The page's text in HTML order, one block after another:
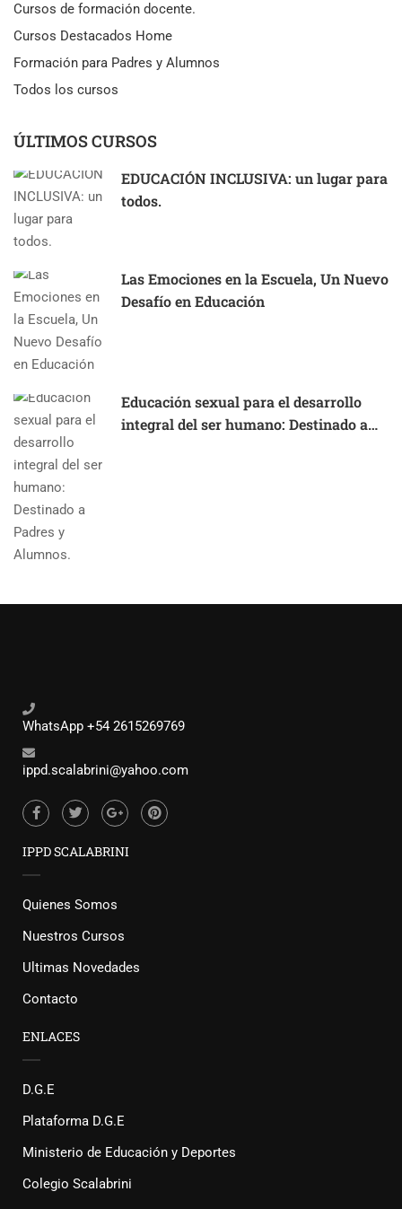
Cursos de formación docente.
Cursos Destacados Home
Formación para Padres y Alumnos
Todos los cursos
ÚLTIMOS CURSOS
EDUCACIÓN INCLUSIVA: un lugar para
todos.
Las Emociones en la Escuela, Un Nuevo
Desafío en Educación
Educación sexual para el desarrollo
integral del ser humano: Destinado a
WhatsApp +54 2615269769
ippd.scalabrini@yahoo.com
IPPD SCALABRINI
Quienes Somos
Nuestros Cursos
Ultimas Novedades
Contacto
ENLACES
D.G.E
Plataforma D.G.E
Ministerio de Educación y Deportes
Colegio Scalabrini